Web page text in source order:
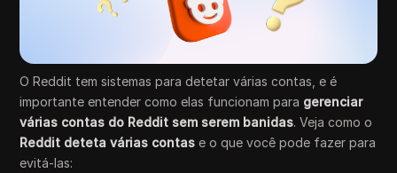
O Reddit tem sistemas para detetar várias contas, e é
importante entender como elas funcionam para gerenciar
várias contas do Reddit sem serem banidas. Veja como o
Reddit deteta várias contas e o que você pode fazer para
evitá-las: